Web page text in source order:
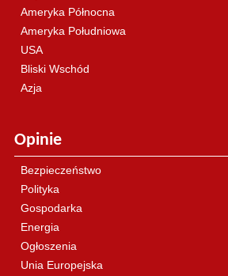
Ameryka Północna
Ameryka Południowa
USA
Bliski Wschód
Azja
Opinie
Bezpieczeństwo
Polityka
Gospodarka
Energia
Ogłoszenia
Unia Europejska